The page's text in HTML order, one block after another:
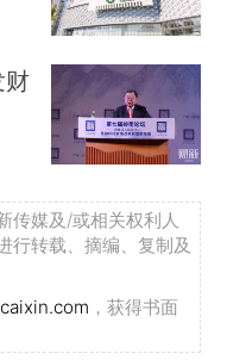
财
传媒及/或相关权利人
行转载、摘编、复制及
，获得书面